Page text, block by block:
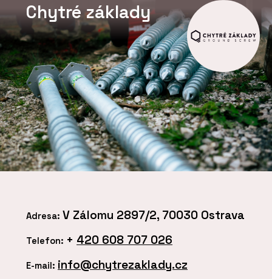
Chytré základy
Adresa: V Zálomu 2897/2, 70030 Ostrava
Telefon: + 420 608 707 026
E-mail: info@chytrezaklady.cz